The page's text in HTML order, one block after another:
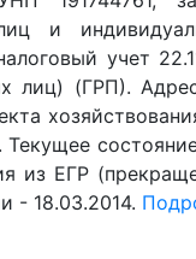
и
учет
лиц) (ГРП).
Текущее
из ЕГР
- 18.03.2014.